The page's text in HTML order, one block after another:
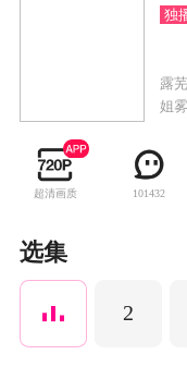
独
露
姐
武
过
目
恒
超清画质 101432
选集
2